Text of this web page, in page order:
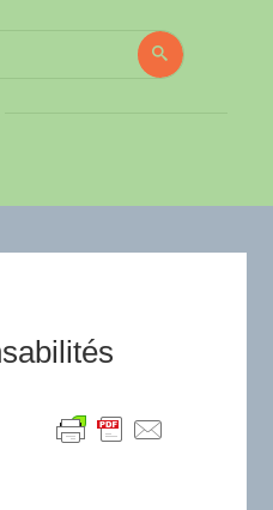
Search
Search